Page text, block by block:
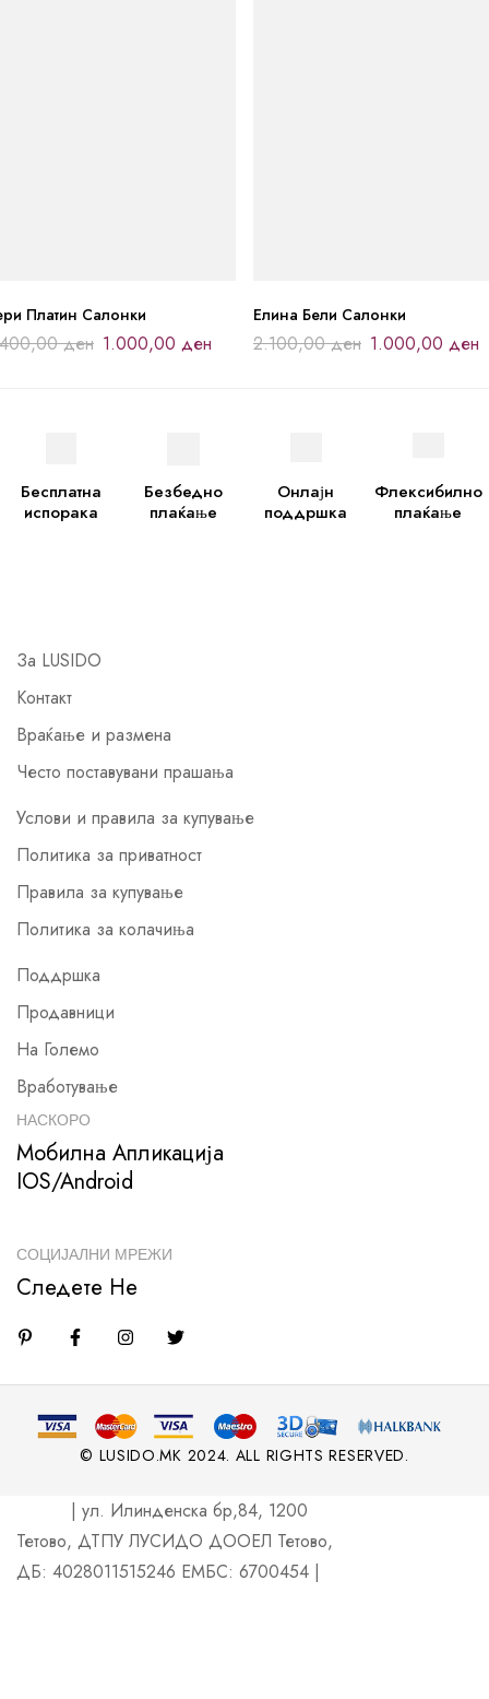
Платин Салонки
ден 1.000,00 ден
Елина Бели Салонки
2.100,00ден 1.000,00 ден
Бесплатна
испорака
Безбедно
плаќање
Онлајн
поддршка
Флексибилно
плаќање
За LUSIDO
Контакт
Враќање и размена
Често поставувани прашања
Услови и правила за купување
Политика за приватност
Правила за купување
Политика за колачиња
Поддршка
Продавници
На Големо
Вработување
НАСКОРО
Мобилна Апликација
IOS/Android
СОЦИЈАЛНИ МРЕЖИ
Следете Не
© LUSIDO.MK 2024. ALL RIGHTS RESERVED.
| ул. Илинденска бр,84, 1200
Тетово, ДТПУ ЛУСИДО ДООЕЛ Тетово,
ДБ: 4028011515246 ЕМБС: 6700454 |